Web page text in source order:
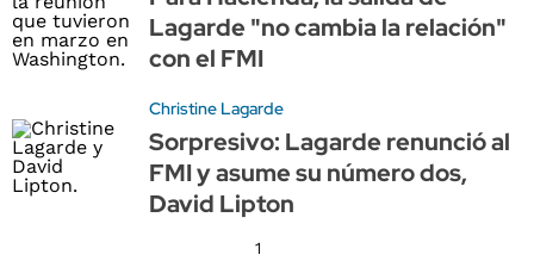
Lagarde "no cambia la relación"
con el FMI
Christine Lagarde
Sorpresivo: Lagarde renunció al
FMI y asume su número dos,
David Lipton
1